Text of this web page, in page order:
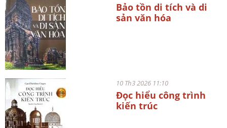
Bảo tồn di tích và di
sản văn hóa
10 Th3 2026 11:10
Đọc hiểu công trình
kiến trúc